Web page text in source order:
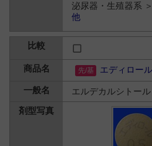
泌尿器・生殖器系
他
エディロー
エルデカルシトール